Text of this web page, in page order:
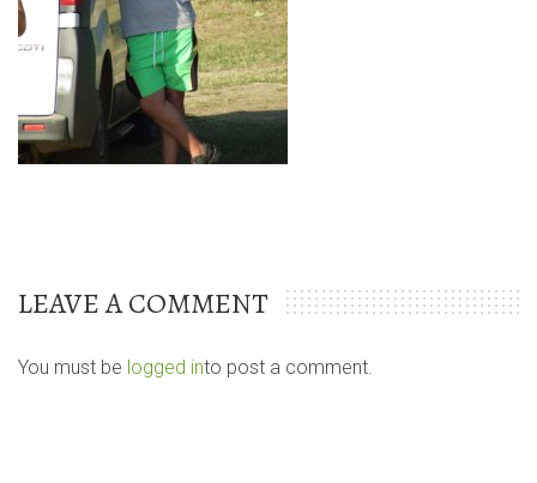
LEAVE A COMMENT
You must be logged into post a comment.